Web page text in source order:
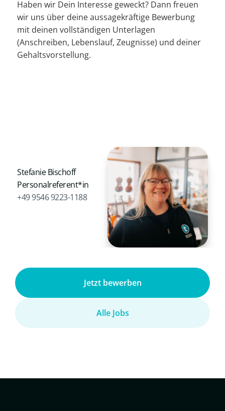
Haben wir Dein Interesse geweckt? Dann freuen
wir uns über deine aussagekräftige Bewerbung
mit deinen vollständigen Unterlagen
(Anschreiben, Lebenslauf, Zeugnisse) und deiner
Gehaltsvorstellung.
Stefanie Bischoff
Personalreferent*in
+49 9546 9223-1188
Alle Jobs
Jetzt bewerben